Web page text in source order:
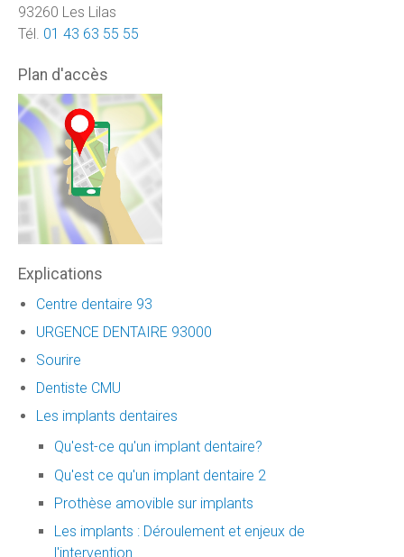
93260 Les Lilas
Tél. 01 43 63 55 55
Plan d'accès
Explications
Centre dentaire 93
URGENCE DENTAIRE 93000
Sourire
Dentiste CMU
Les implants dentaires
Qu'est-ce qu'un implant dentaire?
Qu'est ce qu'un implant dentaire 2
Prothèse amovible sur implants
Les implants : Déroulement et enjeux de
l'intervention